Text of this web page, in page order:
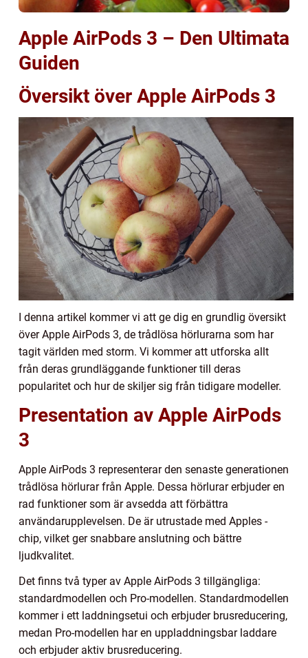
Apple AirPods 3 – Den Ultimata
Guiden
Översikt över Apple AirPods 3
I denna artikel kommer vi att ge dig en grundlig översikt
över Apple AirPods 3, de trådlösa hörlurarna som har
tagit världen med storm. Vi kommer att utforska allt
från deras grundläggande funktioner till deras
popularitet och hur de skiljer sig från tidigare modeller.
Presentation av Apple AirPods
3
Apple AirPods 3 representerar den senaste generationen
trådlösa hörlurar från Apple. Dessa hörlurar erbjuder en
rad funktioner som är avsedda att förbättra
användarupplevelsen. De är utrustade med Apples -
chip, vilket ger snabbare anslutning och bättre
ljudkvalitet.
Det finns två typer av Apple AirPods 3 tillgängliga:
standardmodellen och Pro-modellen. Standardmodellen
kommer i ett laddningsetui och erbjuder brusreducering,
medan Pro-modellen har en uppladdningsbar laddare
och erbjuder aktiv brusreducering.